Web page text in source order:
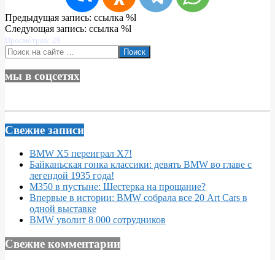
2024-
01-
22
Предыдущая запись: ссылка %l
Следующая запись: ссылка %l
Просмотров: 29
Поиск
мы в соцсетях
Свежие записи
BMW X5 переиграл X7!
Байканьская гонка классики: девять BMW во главе с
легендой 1935 года!
M350 в пустыне: Шестерка на прощание?
Впервые в истории: BMW собрала все 20 Art Cars в
одной выставке
BMW уволит 8 000 сотрудников
Свежие комментарии